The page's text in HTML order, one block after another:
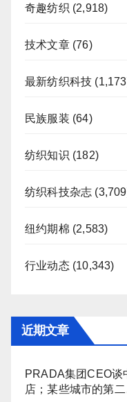
奇趣纺织 (2,918)
技术文章(76)
最新纺织科技
民族服装 (64)
纺织知识 (182)
纺织科技杂志
纽约期棉 (2,583)
行业动态(10,343)
近期文章
PRADA集团CEO谈
店；某些城市的第